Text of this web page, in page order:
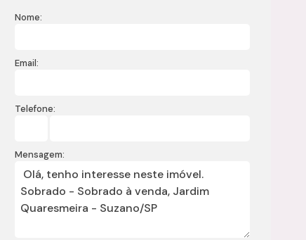
Nome:
Email:
Telefone:
Mensagem: